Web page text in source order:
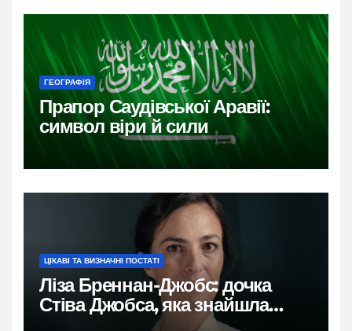
ГЕОГРАФІЯ
Прапор Саудівської Аравії:
символ віри й сили
ЦІКАВІ ТА ВИЗНАЧНІ ПОСТАТІ
Ліза Бреннан-Джобс: дочка
Стіва Джобса, яка знайшла
власний голос